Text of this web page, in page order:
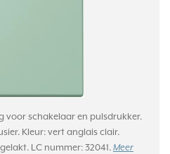
voor schakelaar en pulsdrukker.
Kleur: vert anglais clair.
LC nummer: 32041. Meer